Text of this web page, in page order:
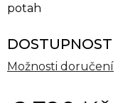
potah
DOSTUPNOST
Možnosti doručení